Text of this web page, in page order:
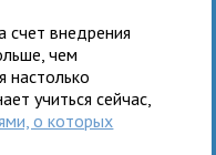
счет внедрения
чем
настолько
учиться сейчас,
о которых